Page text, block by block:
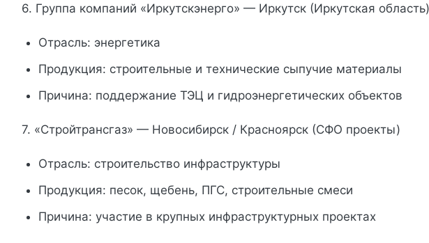
6. Группа компаний «Иркутскэнерго» — Иркутск (Иркутская область)
Отрасль: энергетика
Продукция: строительные и технические сыпучие материалы
Причина: поддержание ТЭЦ и гидроэнергетических объектов
7. «Стройтрансгаз» — Новосибирск / Красноярск (СФО проекты)
Отрасль: строительство инфраструктуры
Продукция: песок, щебень, ПГС, строительные смеси
Причина: участие в крупных инфраструктурных проектах